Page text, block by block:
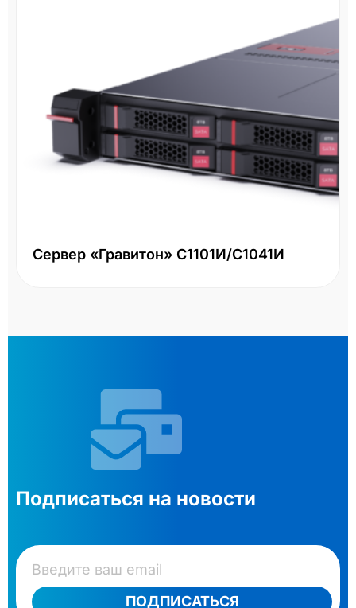
Сервер «Гравитон» С1101И/С1041И
Подписаться на новости
ПОДПИСАТЬСЯ